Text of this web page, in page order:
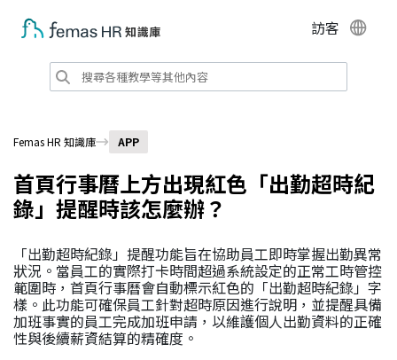
訪客
Femas HR 知識庫 APP
首頁行事曆上方出現紅色「出勤超時紀
錄」提醒時該怎麼辦？
「出勤超時紀錄」提醒功能旨在協助員工即時掌握出勤異常
狀況。當員工的實際打卡時間超過系統設定的正常工時管控
範圍時，首頁行事曆會自動標示紅色的「出勤超時紀錄」字
樣。此功能可確保員工針對超時原因進行說明，並提醒具備
加班事實的員工完成加班申請，以維護個人出勤資料的正確
性與後續薪資結算的精確度。